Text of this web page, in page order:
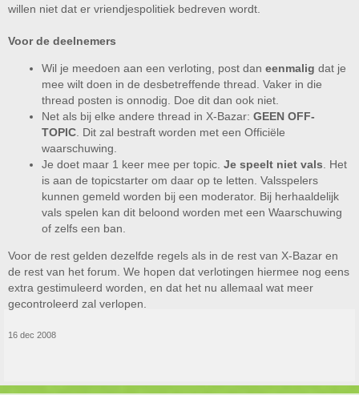
willen niet dat er vriendjespolitiek bedreven wordt.
Voor de deelnemers
Wil je meedoen aan een verloting, post dan eenmalig dat je
mee wilt doen in de desbetreffende thread. Vaker in die
thread posten is onnodig. Doe dit dan ook niet.
Net als bij elke andere thread in X-Bazar: GEEN OFF-
TOPIC . Dit zal bestraft worden met een Officiële
waarschuwing.
Je doet maar 1 keer mee per topic. Je speelt niet vals . Het
is aan de topicstarter om daar op te letten. Valsspelers
kunnen gemeld worden bij een moderator. Bij herhaaldelijk
vals spelen kan dit beloond worden met een Waarschuwing
of zelfs een ban.
Voor de rest gelden dezelfde regels als in de rest van X-Bazar en
de rest van het forum. We hopen dat verlotingen hiermee nog eens
extra gestimuleerd worden, en dat het nu allemaal wat meer
gecontroleerd zal verlopen.
16 dec 2008